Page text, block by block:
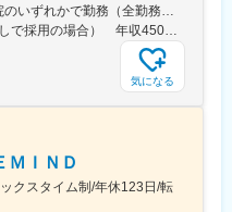
法人事務局および、本学附属病院のいずれかで勤務（全勤務地、最寄り駅から徒歩5分以内）【関西医科大学 法人事務局】大阪府枚方市新町2丁目5-1■京阪本線 枚方市駅～徒歩5分※京阪 枚方市駅まで…・京阪 京橋駅から特急乗車14分・京阪 中書島駅から特急乗車16分【附属病院】大阪府枚方市新町2丁目3-1■京阪本線 枚方市駅～徒歩3分【総合医療センター】大阪府守口市文園町10-15■京阪本線 滝井駅～徒歩3分■地下鉄谷町線・今里筋線 太子橋今市駅～徒歩5分 ※京阪 滝井駅まで… ・京阪 京橋駅から各停乗車9分 ※谷町線 太子橋今市駅まで…・谷町線 大日駅から乗車8分・谷町線 東梅田駅から乗車13分【香里病院】大阪府寝屋川市香里本通町8-45■京阪本線 香里園駅～徒歩1分 ※京阪 香里園駅まで… ・京阪 京橋駅・樟葉駅から準急乗車15分 ・京阪中書島駅から準急乗車35分（特急乗車、枚方市駅で乗り換えると25分） ◎経験・能力など適性を考慮し配属します。 ※転居を伴う転勤なし※U・Iターン歓迎
年収350万円～450万円（役職無しで採用の場合） 年収450万円～550万円（主任級で採用の場合）
気になる
ＭＩＮＤ
クスタイム制/年休123日/転